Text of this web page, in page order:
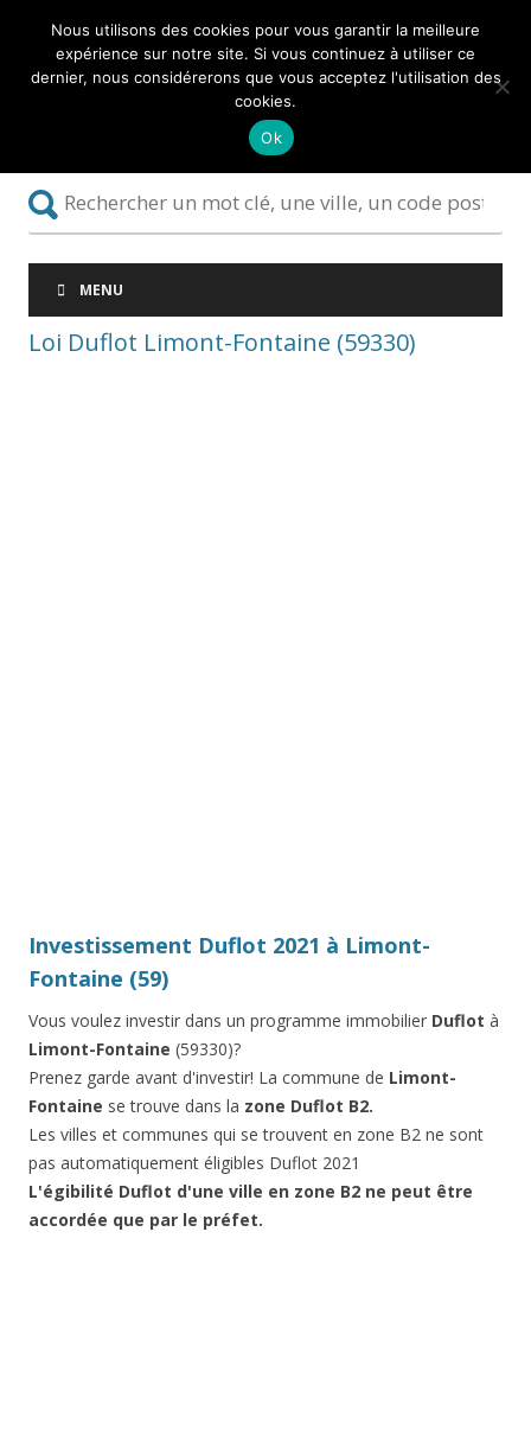
MENU
Loi Duflot Limont-Fontaine (59330)
Investissement Duflot 2021 à Limont-
Fontaine (59)
Vous voulez investir dans un programme immobilier Duflot à
Limont-Fontaine (59330)?
Prenez garde avant d'investir! La commune de Limont-
Fontaine se trouve dans la zone Duflot B2.
Les villes et communes qui se trouvent en zone B2 ne sont
pas automatiquement éligibles Duflot 2021
L'égibilité Duflot d'une ville en zone B2 ne peut être
accordée que par le préfet.
Nous utilisons des cookies pour vous garantir la meilleure
expérience sur notre site. Si vous continuez à utiliser ce
dernier, nous considérerons que vous acceptez l'utilisation des
cookies.
Ok